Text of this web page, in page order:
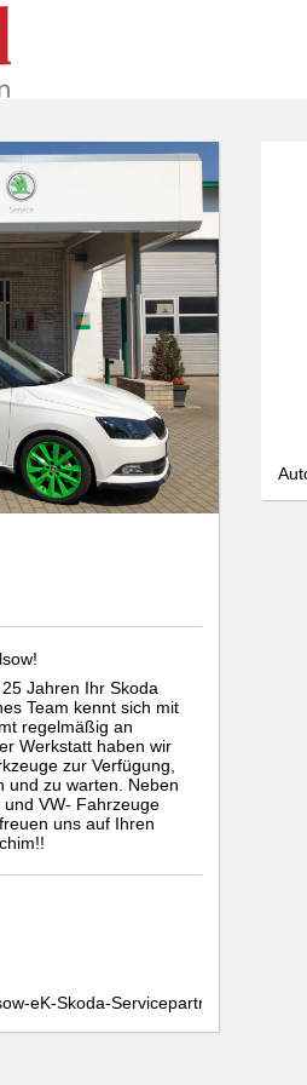
Jahren Ihr Skoda
Team kennt sich mit
regelmäßig an
Werkstatt haben wir
zur Verfügung,
und zu warten. Neben
VW- Fahrzeuge
uns auf Ihren
eK-Skoda-Servicepartner-in-
We use cookies and other technologies on
essential, while others help us to improve
experience. Personal data can be processed
personalized ads and content or ad and
find more information about the use of your
declaration. You can revoke or adjust your
Settings.
Only essential